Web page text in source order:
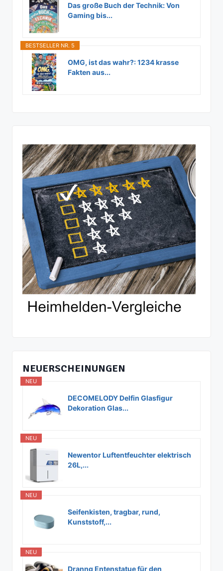
Das große Buch der Technik: Von
Gaming bis...
BESTSELLER NR. 5
OMG, ist das wahr?: 1234 krasse
Fakten aus...
NEUERSCHEINUNGEN
NEU
DECOMELODY Delfin Glasfigur
Dekoration Glas...
NEU
Newentor Luftentfeuchter elektrisch
26L,...
NEU
Seifenkisten, tragbar, rund,
Kunststoff,...
NEU
Dranng Entenstatue für den